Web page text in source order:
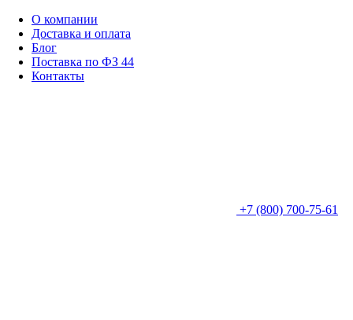
О компании
Доставка и оплата
Блог
Поставка по ФЗ 44
Контакты
+7 (800) 700-75-61